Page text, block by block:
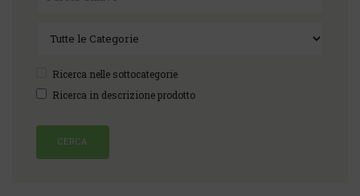
Ricerca nelle sottocategorie
Ricerca in descrizione prodotto